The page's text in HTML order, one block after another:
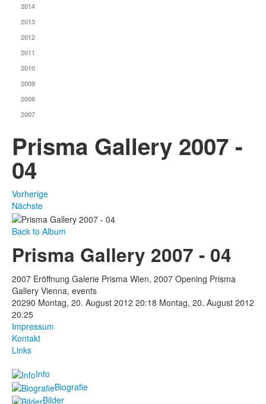
2014
2013
2012
2011
2010
2009
2008
2007
Prisma Gallery 2007 -
04
Vorherige
Nächste
Back to Album
Prisma Gallery 2007 - 04
2007 Eröffnung Galerie Prisma Wien, 2007 Opening Prisma
Gallery Vienna, events
20290 Montag, 20. August 2012 20:18 Montag, 20. August 2012
20:25
Impressum
Kontakt
Links
Info
Biografie
Bilder